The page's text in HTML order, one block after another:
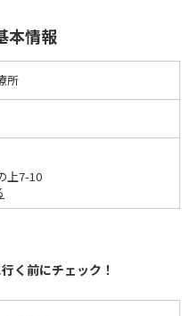
本情報
所
上7-10
く前にチェック！